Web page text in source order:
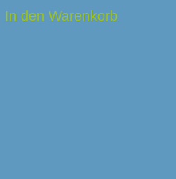
In den Warenkorb